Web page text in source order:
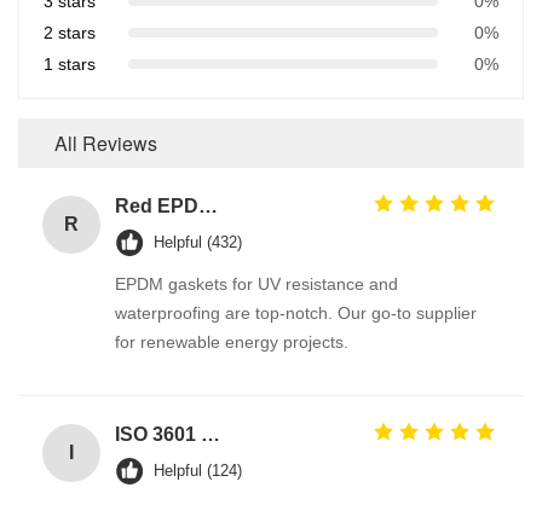
2 stars
0%
1 stars
0%
All Reviews
R
Red EPDM Automotive Rubber Seals with Excellent Abrasion Resistance and Tensile Strength Hydraulic Cylinder Seal
Helpful (432)
EPDM gaskets for UV resistance and
waterproofing are top-notch. Our go-to supplier
for renewable energy projects.
ISO 3601 Excellent Weathering Resistance EPDM Rubber O Rings Seals for Industrial Applications
Helpful (124)